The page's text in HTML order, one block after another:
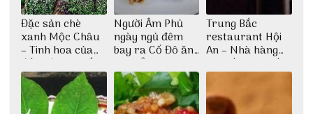
Đặc sản chè
xanh Mộc Châu
– Tinh hoa của
đất trời Tây Bắc
Người Âm Phủ
ngày ngủ đêm
bay ra Cố Đô ăn
Cơm Âm Phủ
Huế
Trung Bắc
restaurant Hội
An – Nhà hàng
cao lầu có thiết
kế vô cùng ấn
tượng giữa lòng
phố Hội